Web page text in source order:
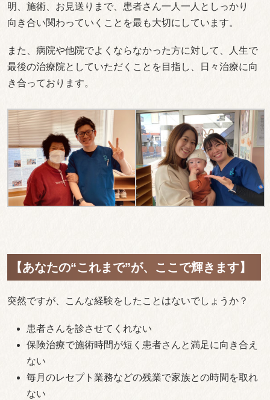
明、施術、お見送りまで、患者さん一人一人としっかり
向き合い関わっていくことを最も大切にしています。
また、病院や他院でよくならなかった方に対して、人生で
最後の治療院としていただくことを目指し、日々治療に向
き合っております。
【あなたの“これまで”が、ここで輝きます】
突然ですが、こんな経験をしたことはないでしょうか？
患者さんを診させてくれない
保険治療で施術時間が短く患者さんと満足に向き合え
ない
毎月のレセプト業務などの残業で家族との時間を取れ
ない